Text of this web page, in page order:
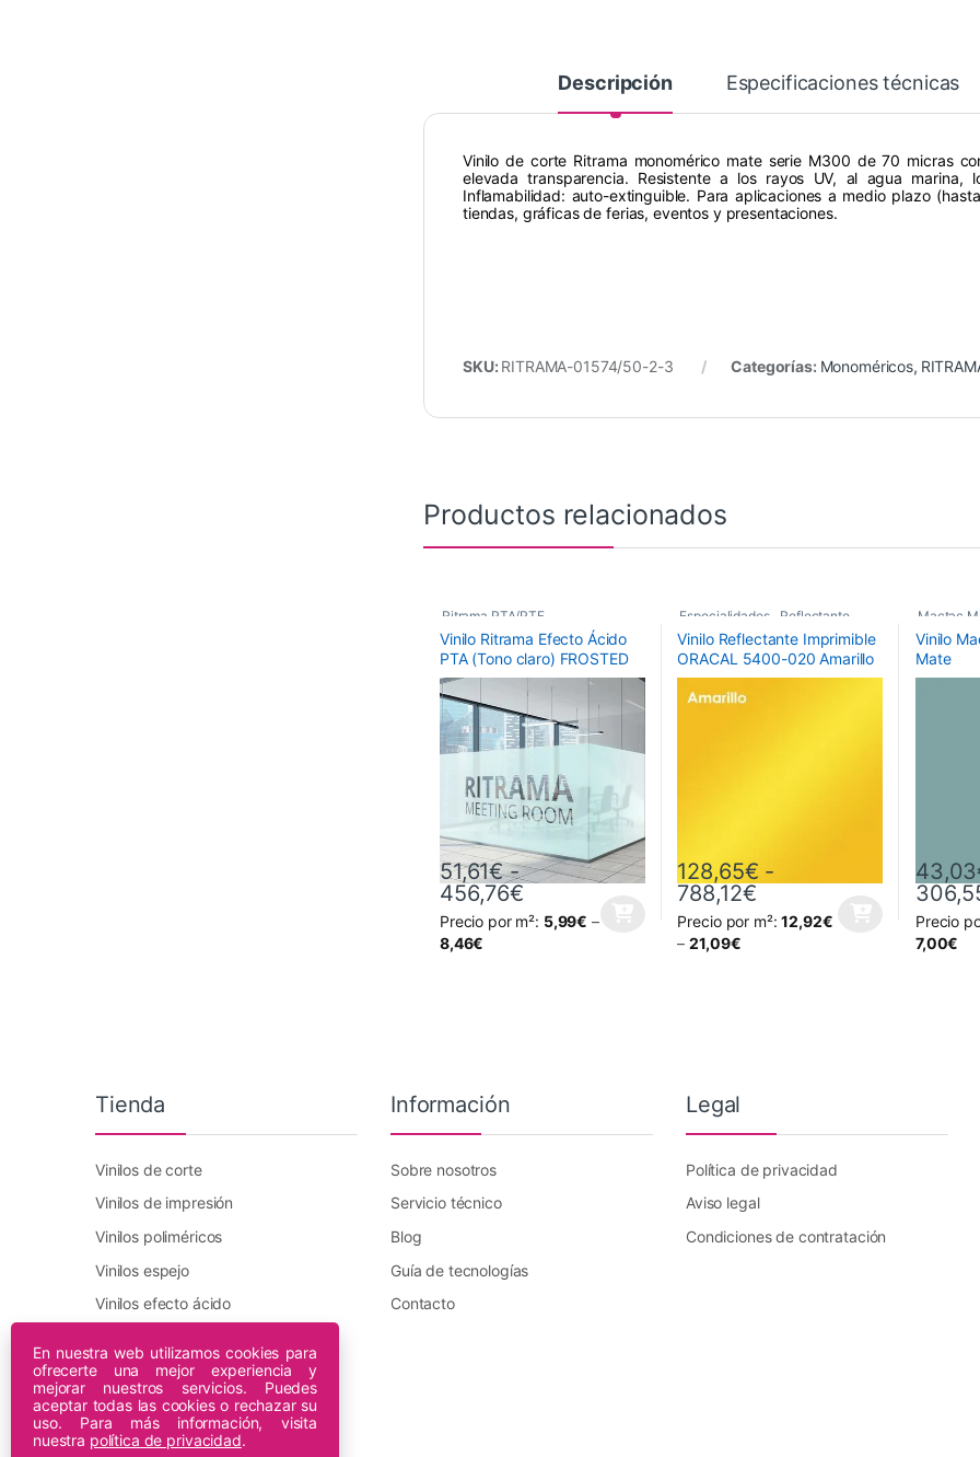
Descripción Especificaciones técnicas
Vinilo de corte Ritrama monomérico mate serie M300 de 70 micras
elevada transparencia. Resistente a los rayos UV, al agua
Inflamabilidad: auto-extinguible. Para aplicaciones a medio plazo
tiendas, gráficas de ferias, eventos y presentaciones.
SKU: RITRAMA-01574/50-2-3 Categorías: Monoméricos,
Productos relacionados
Ritrama PTA/PTF
Vinilos De Corte ,
Vinilos para decoración de
cristales
Vinilo Ritrama Efecto Ácido
PTA (Tono claro) FROSTED
51,61€ -
456,76€Rango de precios: desde 51,61€ hasta
Precio por m²: 5,99€ –
8,46€
Este producto tiene múltiples variantes. Las opciones se pueden elegir en la
Especialidades Reflectante
Vinilos De Corte
Vinilo Reflectante Imprimible
ORACAL 5400-020 Amarillo
128,65€ -
788,12€Rango de precios:
Precio por m²:12,92€
– 21,09€
Este producto tiene múltiples variantes.
Mactac
Vinilo
Mate
43,03
Precio
7,00€
Este
Tienda
Vinilos de corte
Vinilos de impresión
Vinilos poliméricos
Vinilos espejo
Vinilos efecto ácido
Plotters DTF Innuro
Plotters de impresión
Información
Sobre nosotros
Servicio técnico
Blog
Guía de tecnologías
Contacto
Legal
Política de privacidad
Aviso legal
Condiciones de contratación
En nuestra web utilizamos cookies para
ofrecerte una mejor experiencia y
mejorar nuestros servicios. Puedes
aceptar todas las cookies o rechazar su
uso. Para más información, visita
nuestra política de privacidad.